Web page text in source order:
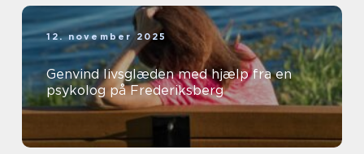
12. november 2025
Genvind livsglæden med hjælp fra en
psykolog på Frederiksberg